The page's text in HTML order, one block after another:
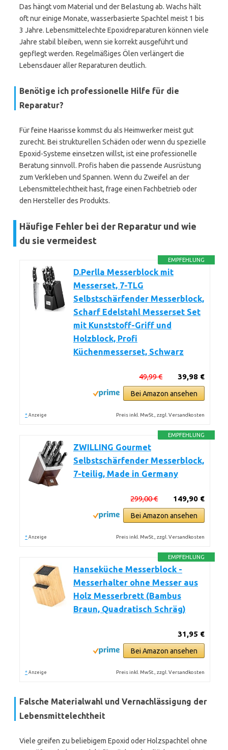
Das hängt vom Material und der Belastung ab. Wachs hält
oft nur einige Monate, wasserbasierte Spachtel meist 1 bis
3 Jahre. Lebensmittelechte Epoxidreparaturen können viele
Jahre stabil bleiben, wenn sie korrekt ausgeführt und
gepflegt werden. Regelmäßiges Ölen verlängert die
Lebensdauer aller Reparaturen deutlich.
Benötige ich professionelle Hilfe für die
Reparatur?
Für feine Haarisse kommst du als Heimwerker meist gut
zurecht. Bei strukturellen Schäden oder wenn du spezielle
Epoxid-Systeme einsetzen willst, ist eine professionelle
Beratung sinnvoll. Profis haben die passende Ausrüstung
zum Verkleben und Spannen. Wenn du Zweifel an der
Lebensmittelechtheit hast, frage einen Fachbetrieb oder
den Hersteller des Produkts.
Häufige Fehler bei der Reparatur und wie
du sie vermeidest
EMPFEHLUNG
D.Perlla Messerblock mit
Messerset, 7-TLG
Selbstschärfender Messerblock,
Scharf Edelstahl Messerset Set
mit Kunststoff-Griff und
Holzblock, Profi
Küchenmesserset, Schwarz
39,98 €
49,99 €
Bei Amazon ansehen
* Anzeige Preis inkl. MwSt., zzgl. Versandkosten
EMPFEHLUNG
ZWILLING Gourmet
Selbstschärfender Messerblock,
7-teilig, Made in Germany
149,90 €
299,00 €
Bei Amazon ansehen
* Anzeige Preis inkl. MwSt., zzgl. Versandkosten
EMPFEHLUNG
Hanseküche Messerblock -
Messerhalter ohne Messer aus
Holz Messerbrett (Bambus
Braun, Quadratisch Schräg)
31,95 €
Bei Amazon ansehen
* Anzeige Preis inkl. MwSt., zzgl. Versandkosten
Falsche Materialwahl und Vernachlässigung der
Lebensmittelechtheit
Viele greifen zu beliebigem Epoxid oder Holzspachtel ohne